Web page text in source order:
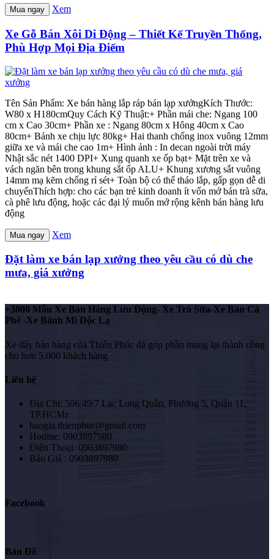
Mua ngay Xem
Xe Gỗ Bán Xôi Di Động – Thiết Kế Truyền Thống,
Phù Hợp Mọi Địa Điểm
Tên Sản Phẩm: Xe bán hàng lắp ráp bán lạp xưởngKích Thước:
W80 x H180cmQuy Cách Kỹ Thuật:+ Phần mái che: Ngang 100
cm x Cao 30cm+ Phần xe : Ngang 80cm x Hông 40cm x Cao
80cm+ Bánh xe chịu lực 80kg+ Hai thanh chống inox vuông 12mm
giữa xe và mái che cao 1m+ Hình ảnh : In decan ngoài trời máy
Nhật sắc nét 1400 DPI+ Xung quanh xe ốp bạt+ Mặt trên xe và
vách ngăn bên trong khung sắt ốp ALU+ Khung xương sắt vuông
14mm mạ kẽm chống rỉ sét+ Toàn bộ có thể tháo lắp, gấp gọn dễ di
chuyểnThích hợp: cho các bạn trẻ kinh doanh ít vốn mở bán trà sữa,
cà phê lưu động, hoặc các đại lý muốn mở rộng kênh bán hàng lưu
động
Mua ngay Xem
Đặt làm xe bán lạp xưởng theo yêu cầu có dù che
mưa, giá xưởng
+3000 Mẫu Xe Bán Hàng Lưu Động- Xe Trà Sữa-Xe Bán Cà
Phê -Xe Bánh Mì Độc Lạ
Xe đẩy bán hàng của Thiên Phúc đã góp phần mang lại thành công
cho hơn 5.000 khách hàng
Liên hệ
Địa Chỉ: 506/49/7 Lạc Long Quân, Phường 5, Quận 11,
TP.HCMz
baogia.thienphuc@gmail.com
Hotline: 0903897980
Điện Thoại: 0903897980
Báo Giá : 0903897980
Facebook
Bản Đồ